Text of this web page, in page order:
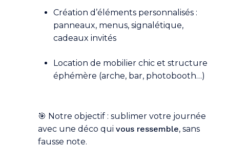
Votre panier est vide.
Création d’éléments personnalisés :
panneaux, menus, signalétique,
cadeaux invités
Location de mobilier chic et structure
éphémère (arche, bar, photobooth…)
🎯 Notre objectif : sublimer votre journée
avec une déco qui vous ressemble, sans
fausse note.